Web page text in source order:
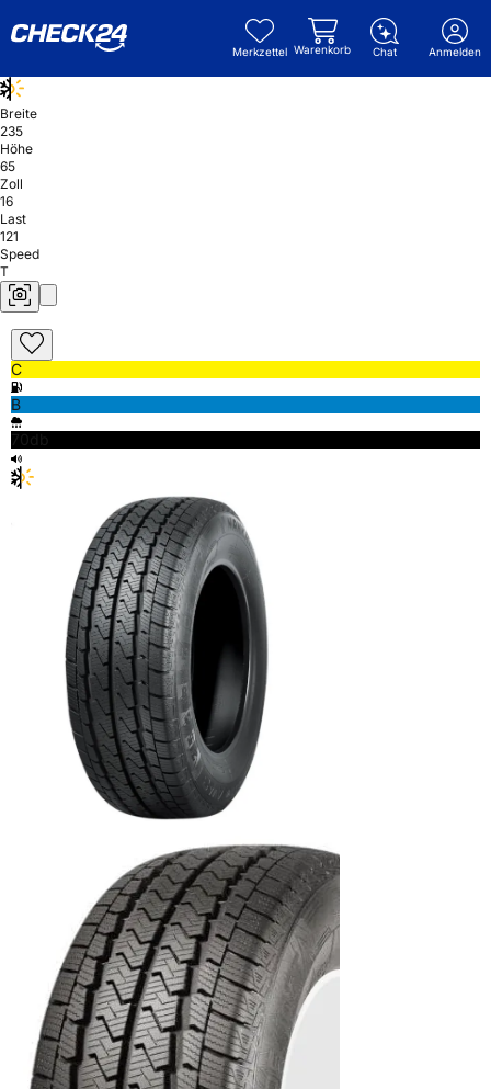
Merkzettel Warenkorb Chat Anmelden
Breite
235
Höhe
65
Zoll
16
Last
121
Speed
T
C
B
70db